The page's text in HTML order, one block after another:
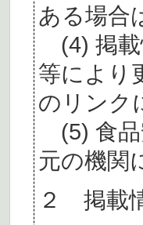
ある場合
(4) 掲載
等により
のリンク
(5) 食品
元の機関
２ 掲載